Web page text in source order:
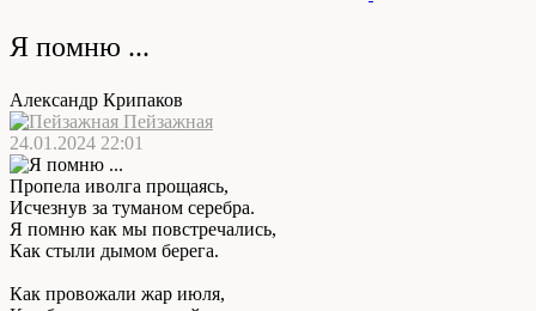
Я помню ...
Александр Крипаков
Пейзажная
24.01.2024 22:01
Пропела иволга прощаясь,
Исчезнув за туманом серебра.
Я помню как мы повстречались,
Как стыли дымом берега.
Как провожали жар июля,